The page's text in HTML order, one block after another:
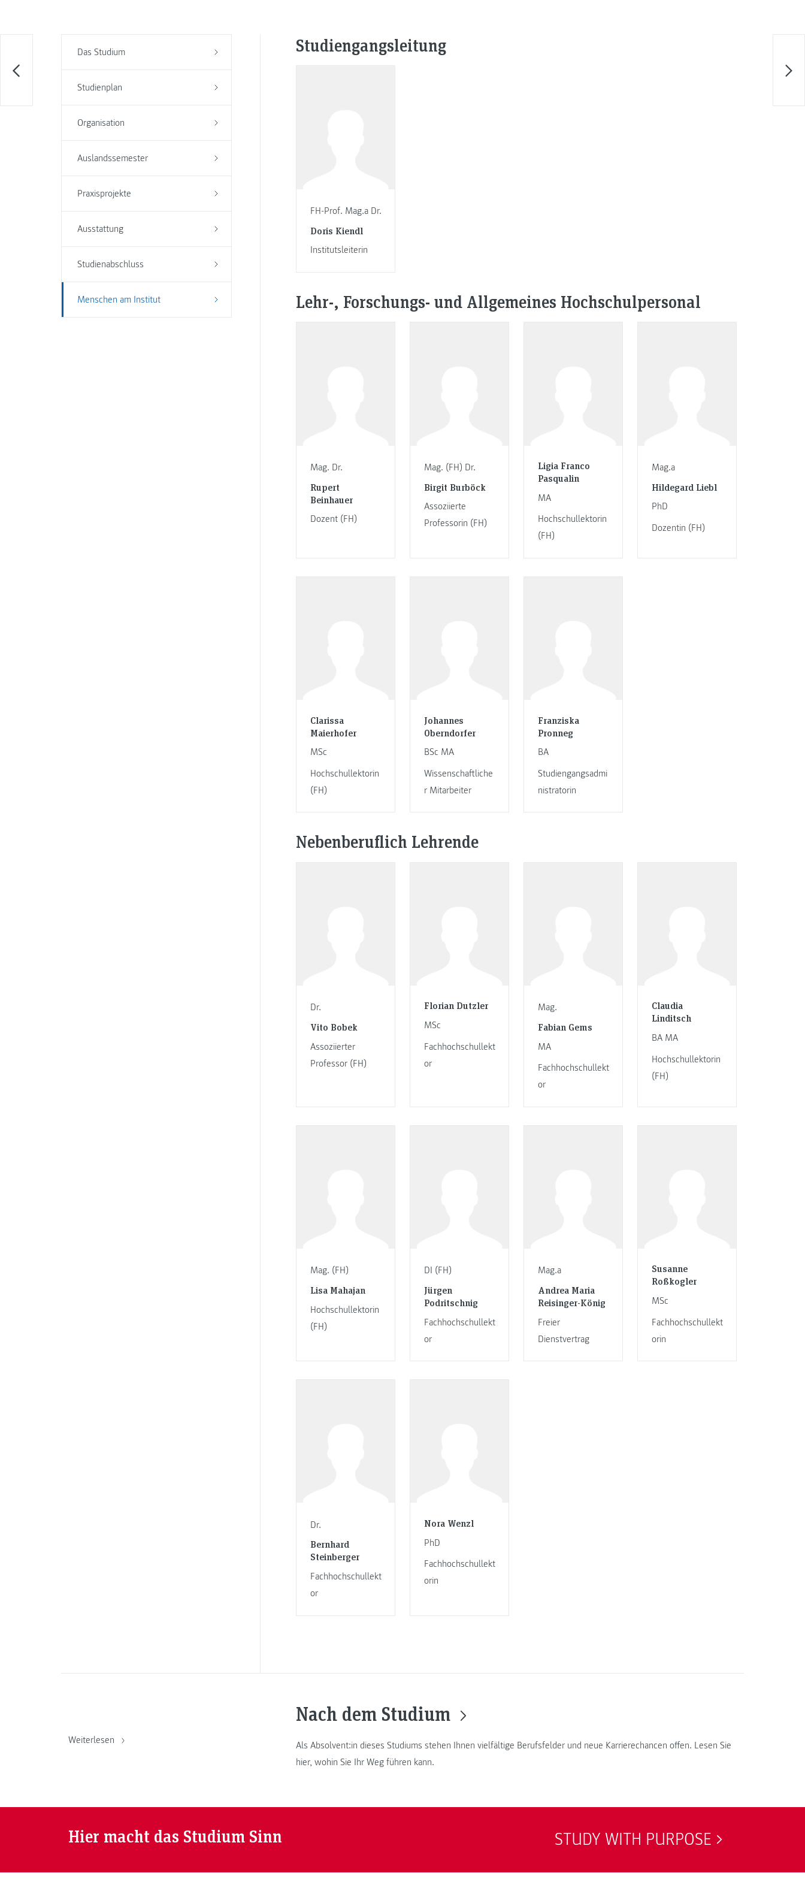
Das Studium
Studienplan
Organisation
Auslandssemester
Praxisprojekte
Ausstattung
Studienabschluss
Menschen am Institut
Studiengangsleitung
FH-Prof. Mag.a Dr.
Doris Kiendl
Institutsleiterin
Lehr-, Forschungs- und Allgemeines Hochschulpersonal
Mag. Dr.
Rupert
Beinhauer
Dozent (FH)
Mag. (FH) Dr.
Birgit Burböck
Assoziierte
Professorin (FH)
Ligia Franco
Pasqualin
MA
Hochschullektorin
(FH)
Mag.a
Hildegard Liebl
PhD
Dozentin (FH)
Clarissa
Maierhofer
MSc
Hochschullektorin
(FH)
Johannes
Oberndorfer
BSc MA
Wissenschaftliche
r Mitarbeiter
Franziska
Pronneg
BA
Studiengangsadmi
nistratorin
Nebenberuflich Lehrende
Dr.
Vito Bobek
Assoziierter
Professor (FH)
Florian Dutzler
MSc
Fachhochschullekt
or
Mag.
Fabian Gems
MA
Fachhochschullekt
or
Claudia
Linditsch
BA MA
Hochschullektorin
(FH)
Mag. (FH)
Lisa Mahajan
Hochschullektorin
(FH)
DI (FH)
Jürgen
Podritschnig
Fachhochschullekt
or
Mag.a
Andrea Maria
Reisinger-König
Freier
Dienstvertrag
Susanne
Roßkogler
MSc
Fachhochschullekt
orin
Dr.
Bernhard
Steinberger
Fachhochschullekt
or
Nora Wenzl
PhD
Fachhochschullekt
orin
Weiterlesen
Nach dem Studium
Als Absolvent:in dieses Studiums stehen Ihnen vielfältige Berufsfelder und neue Karrierechancen offen. Lesen Sie
hier, wohin Sie Ihr Weg führen kann.
Hier macht das Studium Sinn STUDY WITH PURPOSE